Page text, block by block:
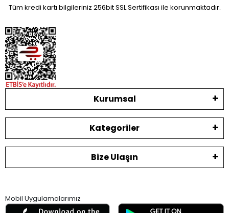
Tüm kredi kartı bilgileriniz 256bit SSL Sertifikası ile korunmaktadır.
Kurumsal
Kategoriler
Bize Ulaşın
Mobil Uygulamalarımız